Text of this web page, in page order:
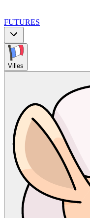
FUTURES
Villes